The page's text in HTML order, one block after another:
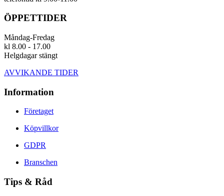
ÖPPETTIDER
Måndag-Fredag
kl 8.00 - 17.00
Helgdagar stängt
AVVIKANDE TIDER
Information
Företaget
Köpvillkor
GDPR
Branschen
Tips & Råd